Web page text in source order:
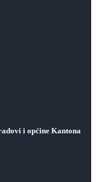
i općine Kantona